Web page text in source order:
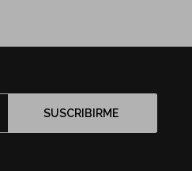
SUSCRIBIRME